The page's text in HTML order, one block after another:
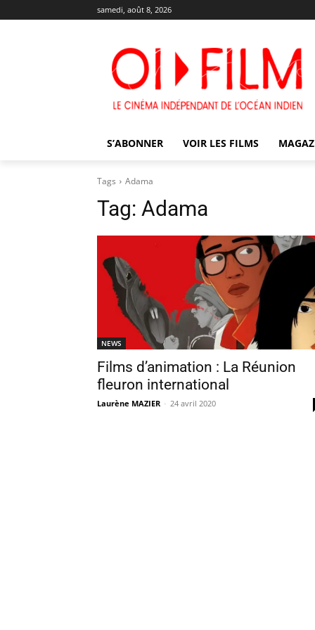
samedi, août 8, 2026
S’ABONNER VOIR LES FILMS
Tags Adama
Tag: Adama
NEWS
Films d’animation : La Réunion
fleuron international
Laurène MAZIER - 24 avril 2020